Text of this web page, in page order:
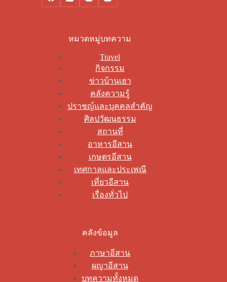
หมวดหมู่บทความ
Travel
กิจกรรม
ข่าวบ้านเฮา
คลังความรู้
ปราชญ์และบุคคลสำคัญ
ศิลปวัฒนธรรม
สถานที่
อาหารอีสาน
เกษตรอีสาน
เทศกาลและประเพณี
เที่ยวอีสาน
เรื่องทั่วไป
คลังข้อมูล
ภาษาอีสาน
ผญาอีสาน
บทความทั้งหมด